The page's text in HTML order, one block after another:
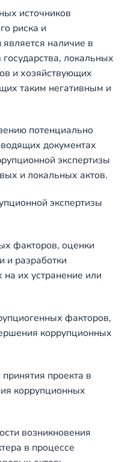
источников
риска и
наличие в
локальных
и хозяйствующих
таким негативным и
потенциально
документах
экспертизы
и локальных актов.
экспертизы
факторов, оценки
и разработки
их устранение или
факторов,
коррупционных
проекта в
коррупционных
возникновения
в процессе